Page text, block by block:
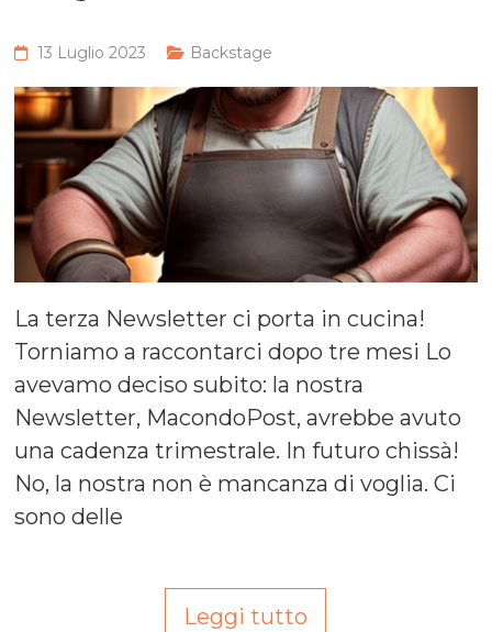
13 Luglio 2023 Backstage
La terza Newsletter ci porta in cucina!
Torniamo a raccontarci dopo tre mesi Lo
avevamo deciso subito: la nostra
Newsletter, MacondoPost, avrebbe avuto
una cadenza trimestrale. In futuro chissà!
No, la nostra non è mancanza di voglia. Ci
sono delle
Leggi tutto